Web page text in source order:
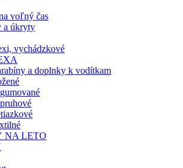
voľný čas
a úkryty
vychádzkové
a doplnky k vodítkam
NA LETO